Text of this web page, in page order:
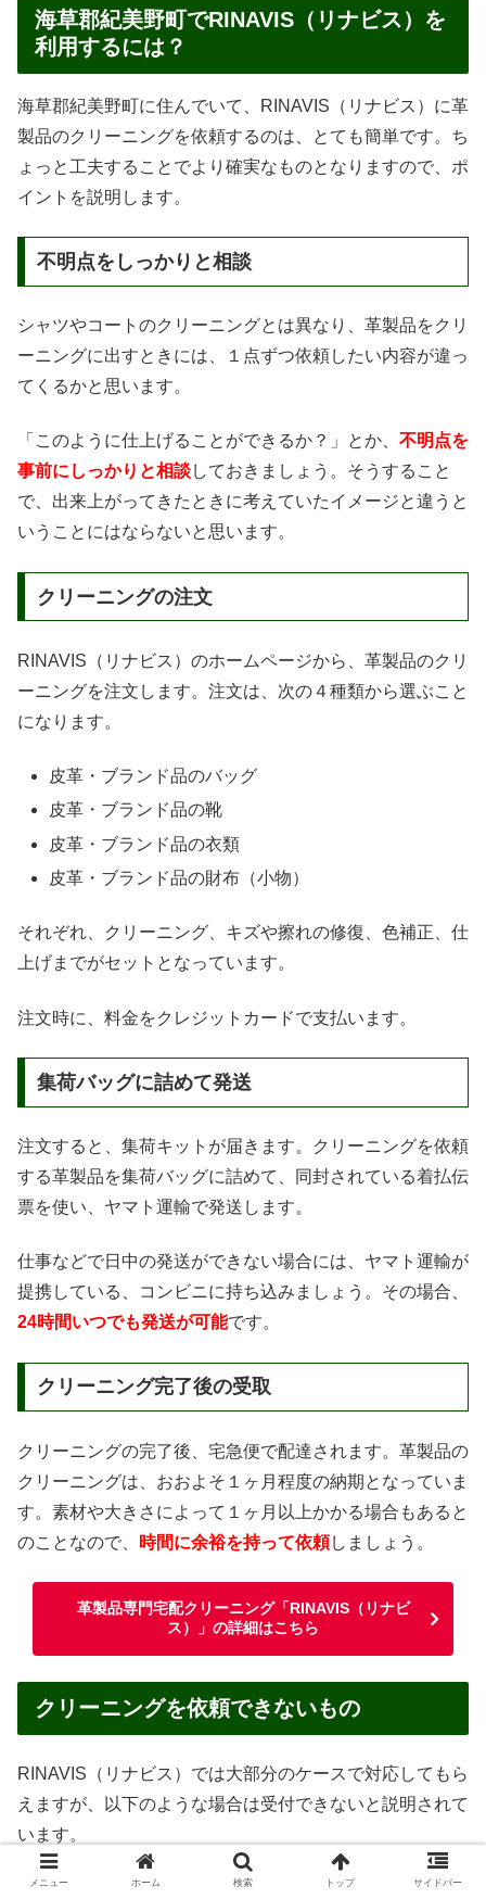
海草郡紀美野町でRINAVIS（リナビス）を
利用するには？
海草郡紀美野町に住んでいて、RINAVIS（リナビス）に革
製品のクリーニングを依頼するのは、とても簡単です。ち
ょっと工夫することでより確実なものとなりますので、ポ
イントを説明します。
不明点をしっかりと相談
シャツやコートのクリーニングとは異なり、革製品をクリ
ーニングに出すときには、１点ずつ依頼したい内容が違っ
てくるかと思います。
「このように仕上げることができるか？」とか、 不明点を
事前にしっかりと相談しておきましょう。そうすること
で、出来上がってきたときに考えていたイメージと違うと
いうことにはならないと思います。
クリーニングの注文
RINAVIS（リナビス）のホームページから、革製品のクリ
ーニングを注文します。注文は、次の４種類から選ぶこと
になります。
皮革・ブランド品のバッグ
皮革・ブランド品の靴
皮革・ブランド品の衣類
皮革・ブランド品の財布（小物）
それぞれ、クリーニング、キズや擦れの修復、色補正、仕
上げまでがセットとなっています。
注文時に、料金をクレジットカードで支払います。
集荷バッグに詰めて発送
注文すると、集荷キットが届きます。クリーニングを依頼
する革製品を集荷バッグに詰めて、同封されている着払伝
票を使い、ヤマト運輸で発送します。
仕事などで日中の発送ができない場合には、ヤマト運輸が
提携している、コンビニに持ち込みましょう。その場合、
24時間いつでも発送が可能です。
クリーニング完了後の受取
クリーニングの完了後、宅急便で配達されます。革製品の
クリーニングは、おおよそ１ヶ月程度の納期となっていま
す。素材や大きさによって１ヶ月以上かかる場合もあると
のことなので、
時間に余裕を持って依頼しましょう。
革製品専門宅配クリーニング「RINAVIS（リナビ
ス）」の詳細はこちら
クリーニングを依頼できないもの
RINAVIS（リナビス）では大部分のケースで対応してもら
えますが、以下のような場合は受付できないと説明されて
います。
汚物・嘔吐物がついたままのもの
メニュー ホーム 検索 トップ サイドバー